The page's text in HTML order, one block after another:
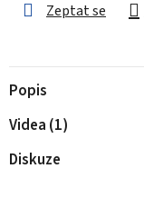
Zeptat se
Popis
Videa (1)
Diskuze